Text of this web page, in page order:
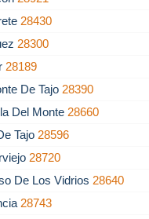
28430
28300
28189
De Tajo 28390
Del Monte 28660
Tajo 28596
28720
De Los Vidrios 28640
28743